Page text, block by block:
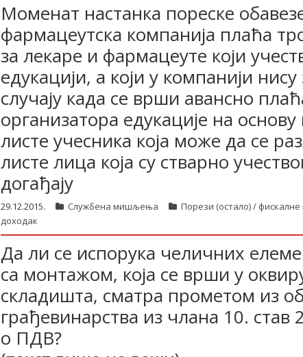
Моменат настанка пореске
фармацеутска компанија плаћа
за лекаре и фармацеуте који
едукацији, а који у компанији
случају када се врши авансно
организатора едукације на
листе учесника која може да се
листе лица која су стварно
догађају
29.12.2015. Службена мишљења Порези (остало) / фискалне
доходак
Да ли се испорука челичних
са монтажом, која се врши у
складишта, сматра прометом из
грађевинарства из члана 10. став
о ПДВ?